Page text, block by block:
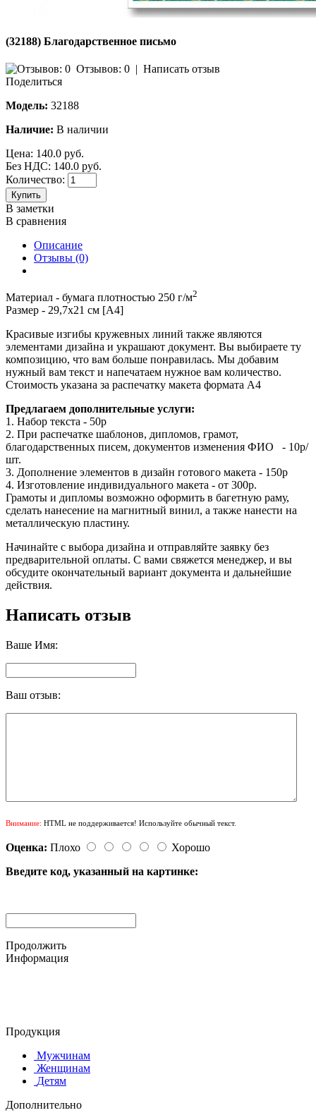
(32188) Благодарственное письмо
Отзывов: 0 | Написать отзыв
Поделиться
Модель: 32188
Наличие: В наличии
Цена: 140.0 руб.
Без НДС: 140.0 руб.
Количество:
Купить
В заметки
В сравнения
Описание
Отзывы (0)
Материал - бумага плотностью 250 г/м2
Размер - 29,7х21 см [А4]
Красивые изгибы кружевных линий также являются
элементами дизайна и украшают документ. Вы выбираете ту
композицию, что вам больше понравилась. Мы добавим
нужный вам текст и напечатаем нужное вам количество.
Стоимость указана за распечатку макета формата А4
Предлагаем дополнительные услуги:
1. Набор текста - 50р
2. При распечатке шаблонов, дипломов, грамот,
благодарственных писем, документов изменения ФИО - 10р/
шт.
3. Дополнение элементов в дизайн готового макета - 150р
4. Изготовление индивидуального макета - от 300р.
Грамоты и дипломы возможно оформить в багетную раму,
сделать нанесение на магнитный винил, а также нанести на
металлическую пластину.
Начинайте с выбора дизайна и отправляйте заявку без
предварительной оплаты. С вами свяжется менеджер, и вы
обсудите окончательный вариант документа и дальнейшие
действия.
Написать отзыв
Ваше Имя:
Ваш отзыв:
Внимание: HTML не поддерживается! Используйте обычный текст.
Оценка: Плохо
Хорошо
Введите код, указанный на картинке:
Продолжить
Информация
Продукция
Мужчинам
Женщинам
Детям
Дополнительно